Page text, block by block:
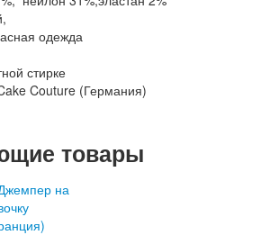
одежда
стирке
Couture (Германия)
товары